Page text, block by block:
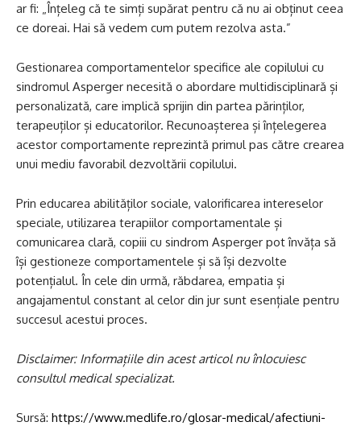
ar fi: „Înțeleg că te simți supărat pentru că nu ai obținut ceea
ce doreai. Hai să vedem cum putem rezolva asta.”
Gestionarea comportamentelor specifice ale copilului cu
sindromul Asperger necesită o abordare multidisciplinară și
personalizată, care implică sprijin din partea părinților,
terapeuților și educatorilor. Recunoașterea și înțelegerea
acestor comportamente reprezintă primul pas către crearea
unui mediu favorabil dezvoltării copilului.
Prin educarea abilităților sociale, valorificarea intereselor
speciale, utilizarea terapiilor comportamentale și
comunicarea clară, copiii cu sindrom Asperger pot învăța să
își gestioneze comportamentele și să își dezvolte
potențialul. În cele din urmă, răbdarea, empatia și
angajamentul constant al celor din jur sunt esențiale pentru
succesul acestui proces.
Disclaimer: Informațiile din acest articol nu înlocuiesc
consultul medical specializat.
Sursă: https://www.medlife.ro/glosar-medical/afectiuni-